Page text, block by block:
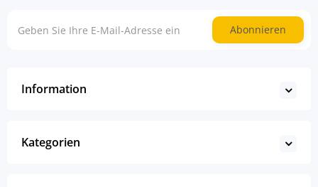
Abonnieren
Information
Kategorien